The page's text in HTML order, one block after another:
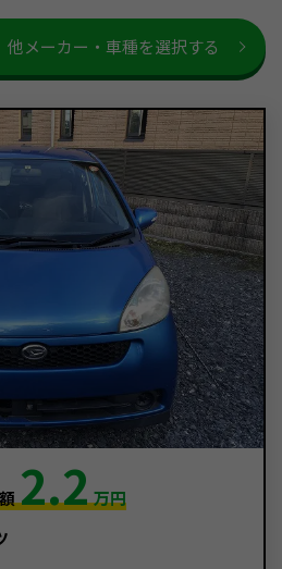
他メーカー・車種を選択する
2.2万円